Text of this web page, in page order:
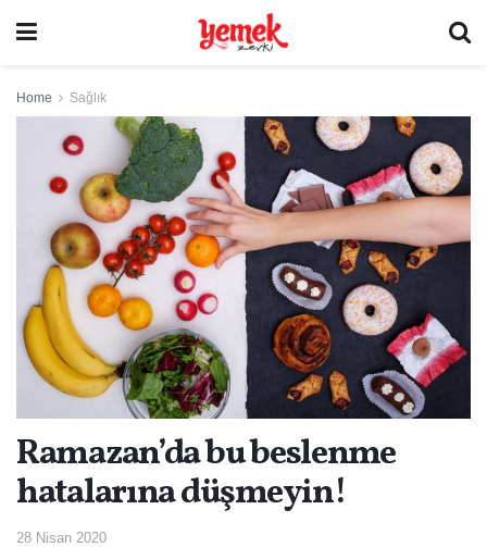
Home Sağlık
Ramazan’da bu beslenme
hatalarına düşmeyin!
28 Nisan 2020